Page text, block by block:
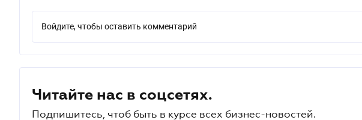
Войдите, чтобы оставить комментарий
Читайте нас в соцсетях.
Подпишитесь, чтоб быть в курсе всех бизнес-новостей.